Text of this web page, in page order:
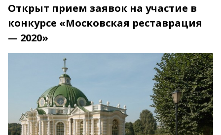
Открыт прием заявок на участие в
конкурсе «Московская реставрация
— 2020»